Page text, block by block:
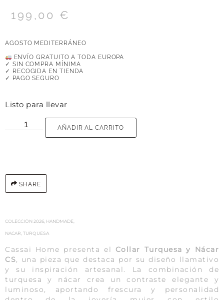
199,00 €
AGOSTO MEDITERRÁNEO
ENVÍO GRATUITO A TODA EUROPA
✓ SIN COMPRA MÍNIMA
✓ RECOGIDA EN TIENDA
✓ PAGO SEGURO
Listo para llevar
AÑADIR AL CARRITO
SHARE
COLECCIÓN 2026 HANDMADE
NACAR TURQUESA
Cassai Home presenta el Collar Turquesa y Nácar
CS, una pieza que destaca por su diseño llamativo
y su inspiración artesanal. La combinación de
turquesa y nácar crea un contraste elegante y
luminoso, aportando frescura y personalidad